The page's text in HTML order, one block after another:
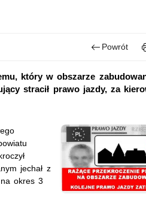
Powrót
który w obszarze
stracił prawo jazdy, za
jechał z
okres 3